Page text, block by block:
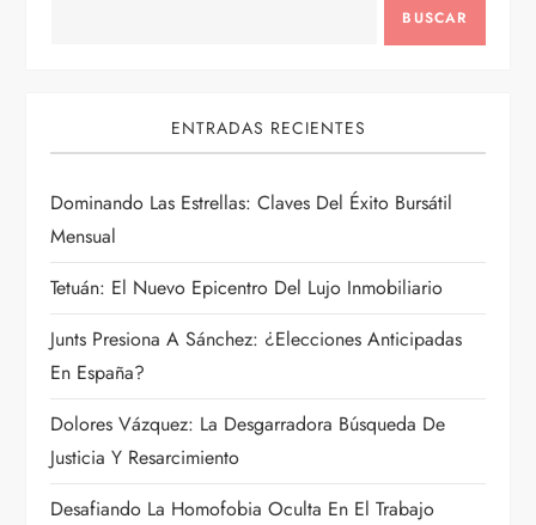
e
e
n
t
r
a
d
BUSCAR
ENTRADAS RECIENTES
Dominando Las Estrellas: Claves Del Éxito Bursátil
Mensual
Tetuán: El Nuevo Epicentro Del Lujo Inmobiliario
Junts Presiona A Sánchez: ¿Elecciones Anticipadas
En España?
Dolores Vázquez: La Desgarradora Búsqueda De
Justicia Y Resarcimiento
Desafiando La Homofobia Oculta En El Trabajo